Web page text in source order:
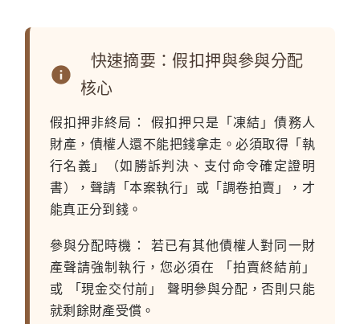
快速摘要：假扣押與參與分配
核心
假扣押非終局：
假扣押只是「凍結」債務人
財產，債權人還不能把錢拿走。必須取得「執
行名義」（如勝訴判決、支付命令確定證明
書），聲請「本案執行」或「調卷拍賣」，才
能真正分到錢。
參與分配時機：
若已有其他債權人對同一財
產聲請強制執行，您必須在 「拍賣終結前」
或 「現金交付前」 聲明參與分配，否則只能
就剩餘財產受償。